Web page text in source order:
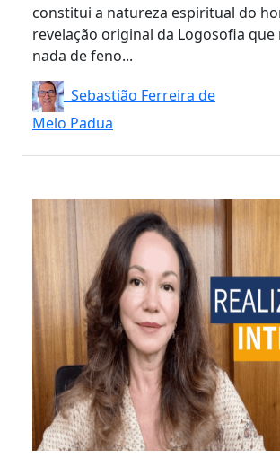
constitui a natureza espiritual do
revelação original da Logosofia que
nada de feno...
Sebastião Ferreira de
Melo Padua